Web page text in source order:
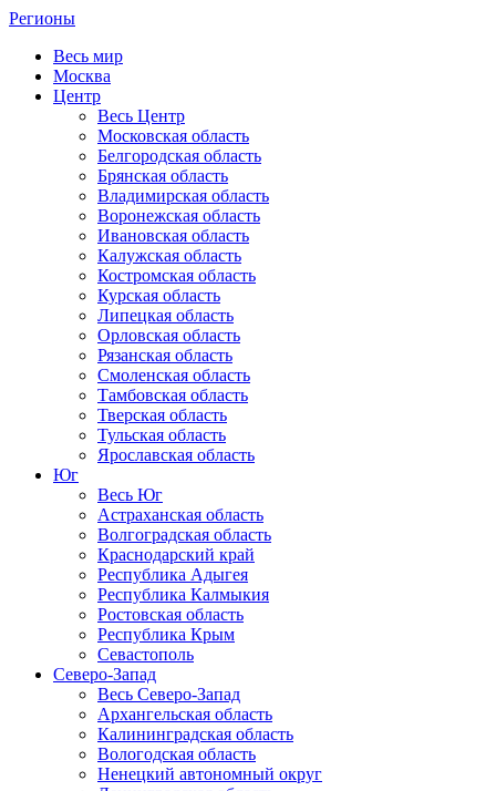
Регионы
Весь мир
Москва
Центр
Весь Центр
Московская область
Белгородская область
Брянская область
Владимирская область
Воронежская область
Ивановская область
Калужская область
Костромская область
Курская область
Липецкая область
Орловская область
Рязанская область
Смоленская область
Тамбовская область
Тверская область
Тульская область
Ярославская область
Юг
Весь Юг
Астраханская область
Волгоградская область
Краснодарский край
Республика Адыгея
Республика Калмыкия
Ростовская область
Республика Крым
Севастополь
Северо-Запад
Весь Северо-Запад
Архангельская область
Калининградская область
Вологодская область
Ненецкий автономный округ